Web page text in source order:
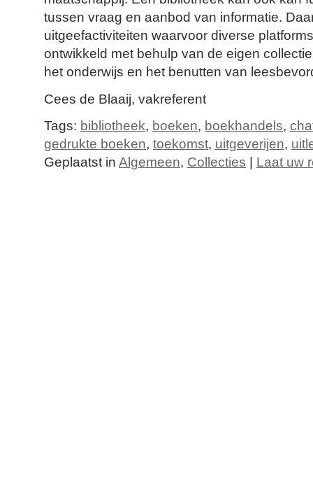
tussen vraag en aanbod van informatie.
uitgeefactiviteiten waarvoor diverse
ontwikkeld met behulp van de eigen
het onderwijs en het benutten van
Cees de Blaaij, vakreferent
Tags: bibliotheek, boeken, boekhandels,
gedrukte boeken, toekomst, uitgeverijen,
Geplaatst in Algemeen, Collecties Laat uw